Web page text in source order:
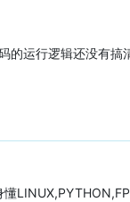
运行逻辑还没有搞